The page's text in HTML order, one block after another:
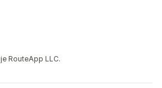
RouteApp LLC.